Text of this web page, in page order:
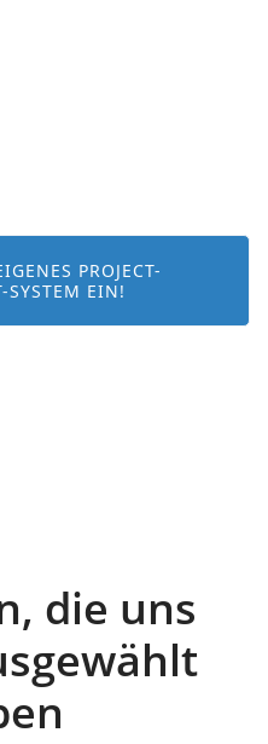
PROJECT-
SYSTEM EIN!
die uns